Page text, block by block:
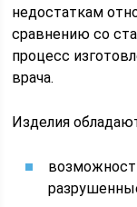
недостаткам
сравнению со
процесс
врача.
Изделия